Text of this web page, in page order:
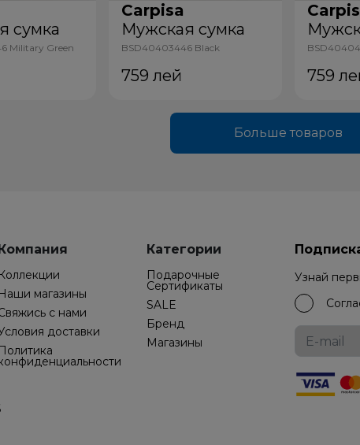
сумка
Military Green
Carpisa
Мужская сумка
BSD40403446 Black
759лей 759
Больше товаров
Коллекции
Наши магазины
с нами
доставки
Политика
Категории
Подарочные
Cертификаты
SALE
Бренд
Магазины
Узнай